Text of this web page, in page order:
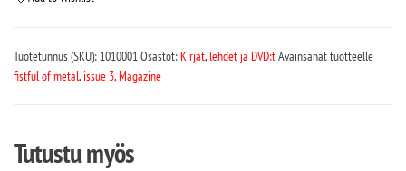
Tuotetunnus (SKU): 1010001Osastot:Kirjat,lehdet ja DVD:tAvainsanat tuotteelle
fistful of metal, issue 3,Magazine
Tutustu myös